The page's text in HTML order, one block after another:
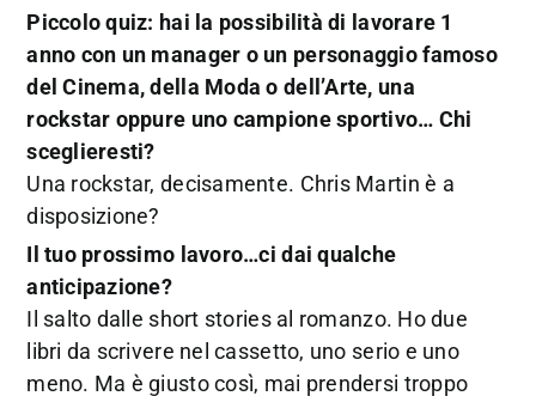
Piccolo quiz: hai la possibilità di lavorare 1
anno con un manager o un personaggio famoso
del Cinema, della Moda o dell’Arte, una
rockstar oppure uno campione sportivo… Chi
sceglieresti?
Una rockstar, decisamente. Chris Martin è a
disposizione?
Il tuo prossimo lavoro…ci dai qualche
anticipazione?
Il salto dalle short stories al romanzo. Ho due
libri da scrivere nel cassetto, uno serio e uno
meno. Ma è giusto così, mai prendersi troppo